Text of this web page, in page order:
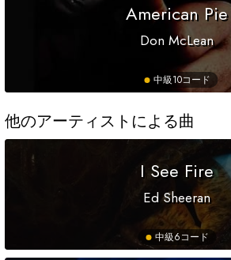
American Pie
Don McLean
中級10コード
他のアーティストによる曲
I See Fire
Ed Sheeran
中級6コード